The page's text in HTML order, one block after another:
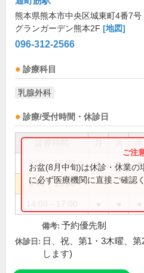
熊本県熊本市中央区城東町4番7号
グランガーデン熊本2F [地図]
096-312-2566
診療科目
乳腺外科
診療/受付時間・休診日
9:00～12:00 ● ● ●
9:00～13:30
お盆(8月中旬)は休診・休業の
に必ず医療機関に直接ご確認
備考: 予約優先制
休診日: 日、祝、第1・3木曜、
します)